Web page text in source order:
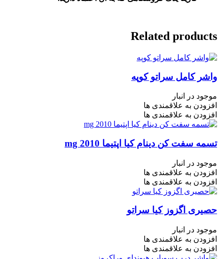
Related products
واشر کامل سراتو کوپه
موجود در انبار
افزودن به علاقمندی ها
افزودن به علاقمندی ها
تسمه سفت کن دینام کیا اپتیما mg 2010
موجود در انبار
افزودن به علاقمندی ها
افزودن به علاقمندی ها
حصیری اگزوز کیا سراتو
موجود در انبار
افزودن به علاقمندی ها
افزودن به علاقمندی ها